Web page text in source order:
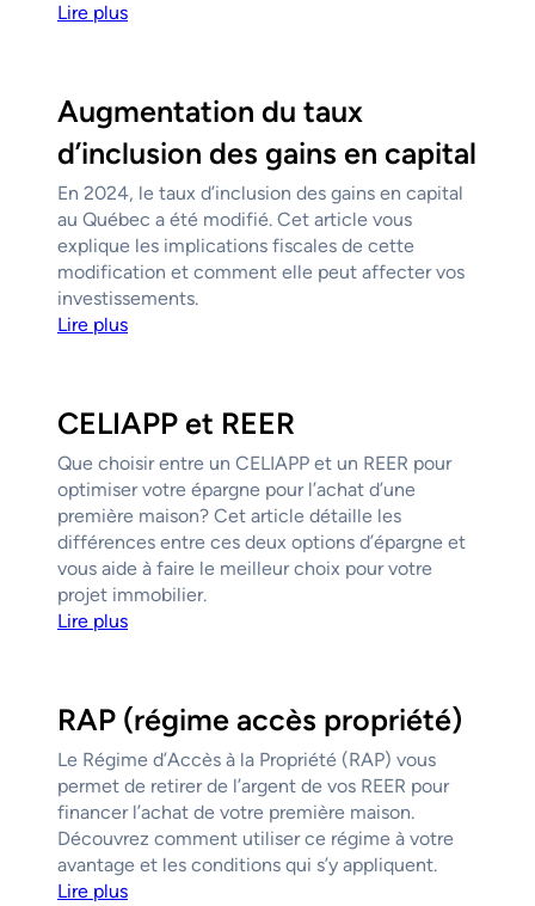
Lire plus
Augmentation du taux
d’inclusion des gains en capital
En 2024, le taux d’inclusion des gains en capital
au Québec a été modifié. Cet article vous
explique les implications fiscales de cette
modification et comment elle peut affecter vos
investissements.
Lire plus
CELIAPP et REER
Que choisir entre un CELIAPP et un REER pour
optimiser votre épargne pour l’achat d’une
première maison? Cet article détaille les
différences entre ces deux options d’épargne et
vous aide à faire le meilleur choix pour votre
projet immobilier.
Lire plus
RAP (régime accès propriété)
Le Régime d’Accès à la Propriété (RAP) vous
permet de retirer de l’argent de vos REER pour
financer l’achat de votre première maison.
Découvrez comment utiliser ce régime à votre
avantage et les conditions qui s’y appliquent.
Lire plus